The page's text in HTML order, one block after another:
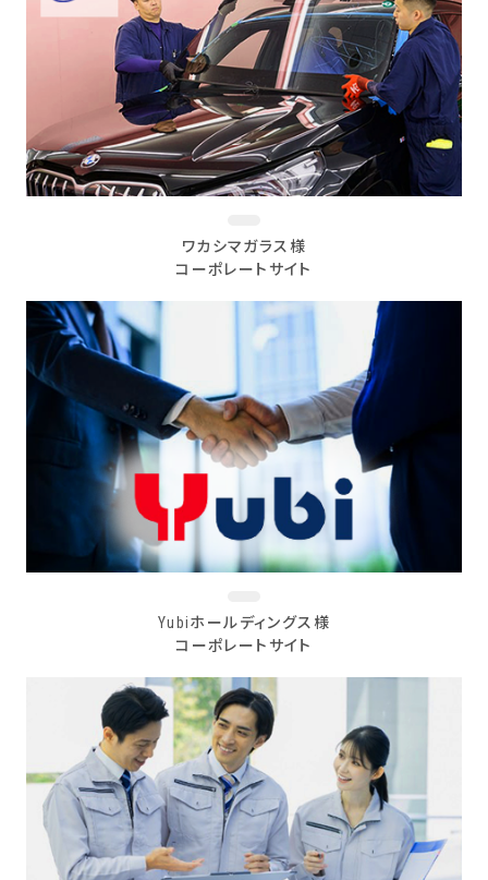
ワカシマガラス様
コーポレートサイト
Yubiホールディングス様
コーポレートサイト